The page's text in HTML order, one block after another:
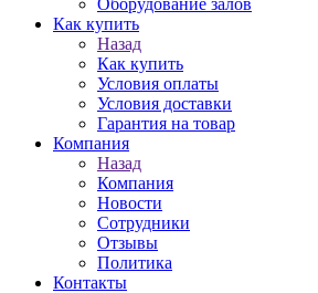
Оборудование залов
Как купить
Назад
Как купить
Условия оплаты
Условия доставки
Гарантия на товар
Компания
Назад
Компания
Новости
Сотрудники
Отзывы
Политика
Контакты